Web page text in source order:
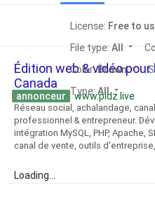
License: Free to
File type: All arrow_drop_down
Color:Brown arrow_drop_down
Type:All arrow_drop_down
Édition web & vidéo pour
Canada
annonceur www.pidz.live
Réseau social, achalandage,
professionnel & entrepreneur.
intégration MySQL, PHP, Apache,
canal de vente, outils
Loading...